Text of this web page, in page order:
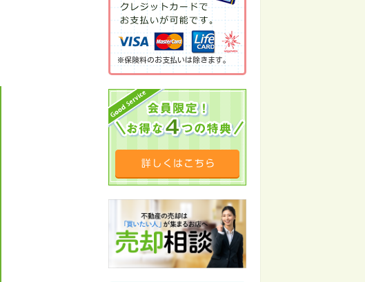
※保険料のお支払いは除きます。